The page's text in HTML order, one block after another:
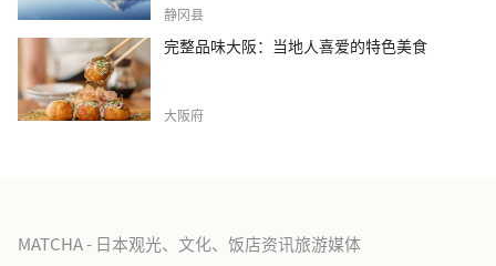
静冈县
完整品味大阪：当地人喜爱的特色美食
大阪府
MATCHA - 日本观光、文化、饭店资讯旅游媒体